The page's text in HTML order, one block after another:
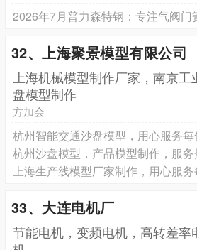
32、上海聚景模型有限公司
上海机械模型制作厂家，南京
盘模型制作
方加会
杭州智能交通沙盘模型，用心服务每
杭州沙盘模型，产品模型制作，服
上海生产线模型厂家制作，用心服
33、大连电机厂
节能电机，变频电机，高转差